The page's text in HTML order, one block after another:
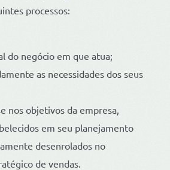
processos:
do negócio em que atua;
as necessidades dos seus
nos objetivos da empresa,
em seu planejamento
desenrolados no
de vendas.